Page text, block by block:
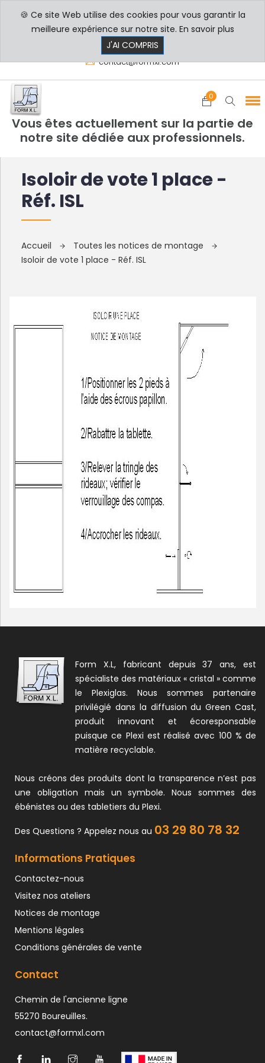
PROFESSIONNELS PARTICULIERS
contact@formxl.com
0
Vous êtes actuellement sur la partie de
notre site dédiée aux professionnels.
Isoloir de vote 1 place -
Réf. ISL
Accueil
Toutes les notices de montage
Isoloir de vote 1 place - Réf. ISL
Form X.L, fabricant depuis 37 ans, est
spécialiste des matériaux « cristal » comme
le Plexiglas. Nous sommes partenaire
privilégié dans la diffusion du Green Cast,
produit innovant et écoresponsable
puisque ce Plexi est réalisé avec 100 % de
matière recyclable.
Nous créons des produits dont la transparence n’est pas
une obligation mais un symbole. Nous sommes des
ébénistes ou des tabletiers du Plexi.
Des Questions ? Appelez nous au 03 29 80 78 32
Informations Pratiques
Contactez-nous
Visitez nos ateliers
Notices de montage
Mentions légales
Conditions générales de vente
Contact
Chemin de l'ancienne ligne
55270 Boureuilles.
contact@formxl.com
🍪 Ce site Web utilise des cookies pour vous garantir la
meilleure expérience sur notre site. En savoir plus
J'AI COMPRIS